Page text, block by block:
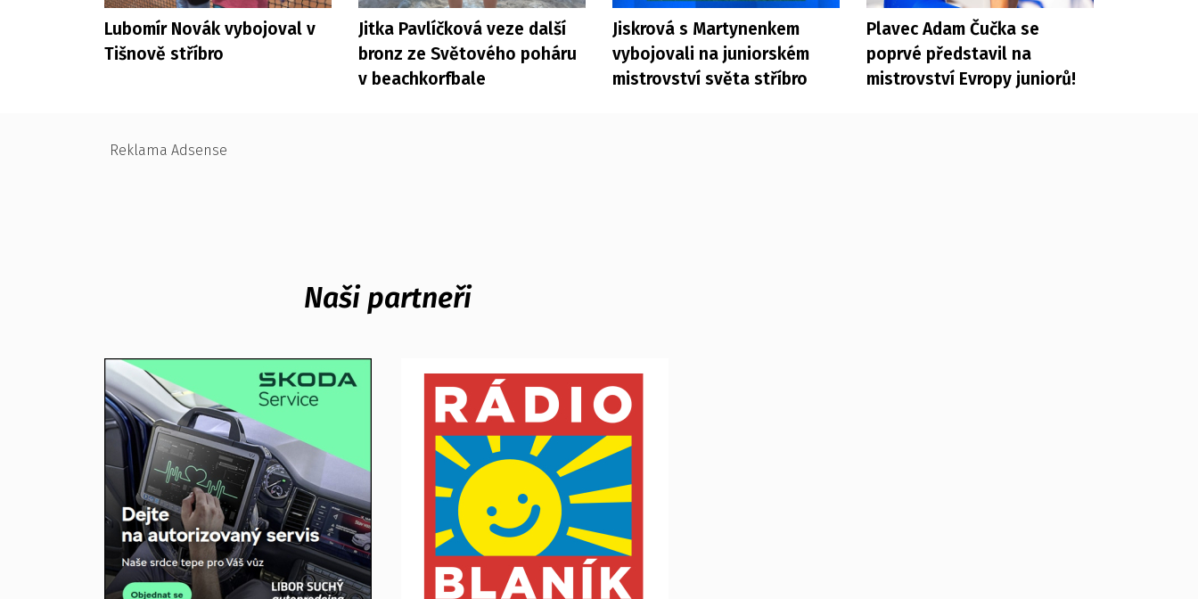
Lubomír Novák vybojoval v
Tišnově stříbro
Jitka Pavlíčková veze další
bronz ze Světového poháru
v beachkorfbale
Jiskrová s Martynenkem
vybojovali na juniorském
mistrovství světa stříbro
Plavec Adam Čučka se
poprvé představil na
mistrovství Evropy juniorů!
Reklama Adsense
Naši partneři